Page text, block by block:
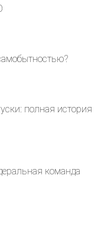
полная история
команда